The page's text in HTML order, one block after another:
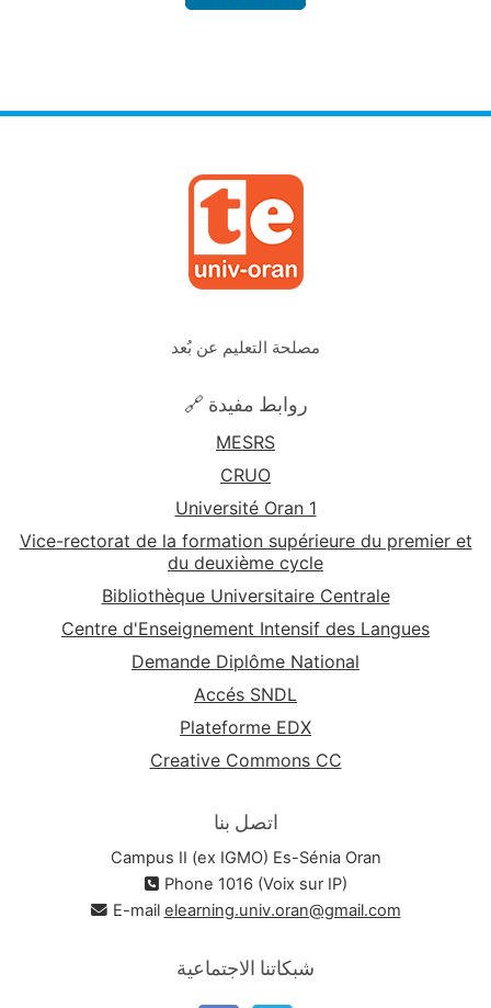
مصلحة التعليم عن بُعد
🔗 روابط مفيدة
MESRS
CRUO
Université Oran 1
Vice-rectorat de la formation supérieure du premier et
du deuxième cycle
Bibliothèque Universitaire Centrale
Centre d'Enseignement Intensif des Langues
Demande Diplôme National
Accés SNDL
Plateforme EDX
Creative Commons CC
اتصل بنا
Campus II (ex IGMO) Es-Sénia Oran
Phone 1016 (Voix sur IP)
E-mail elearning.univ.oran@gmail.com
شبكاتنا الاجتماعية